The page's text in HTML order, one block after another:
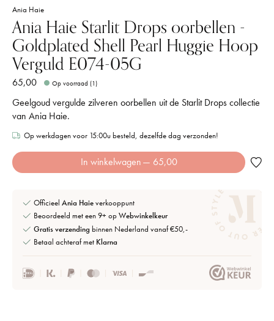
Ania Haie
Ania Haie Starlit Drops oorbellen -
Goldplated Shell Pearl Huggie Hoop
Verguld E074-05G
65,00 Op voorraad (1)
Geelgoud vergulde zilveren oorbellen uit de Starlit Drops collectie
van Ania Haie.
Op werkdagen voor 15:00u besteld, dezelfde dag verzonden!
In winkelwagen — 65,00
Officieel Ania Haieverkooppunt
Beoordeeld met een 9+ opWebwinkelkeur
Gratis verzending binnen Nederland vanaf €50,-
Betaal achteraf met Klarna